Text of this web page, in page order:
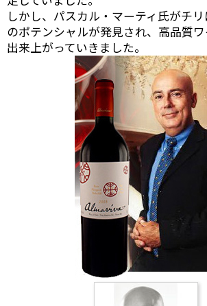
しかし、パスカル・マーティ氏がチ
のポテンシャルが発見され、高品質
出来上がっていきました。